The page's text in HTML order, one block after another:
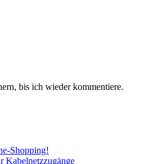
bis ich wieder kommentiere.
Shopping!
Kabelnetzzugänge